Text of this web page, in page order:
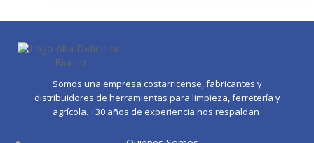
Somos una empresa costarricense, fabricantes y
distribuidores de herramientas para limpieza, ferretería y
agrícola. +30 años de experiencia nos respaldan